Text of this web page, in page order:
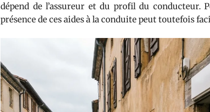
dépend de l’assureur et du profil du conducteur.
présence de ces aides à la conduite peut toutefois